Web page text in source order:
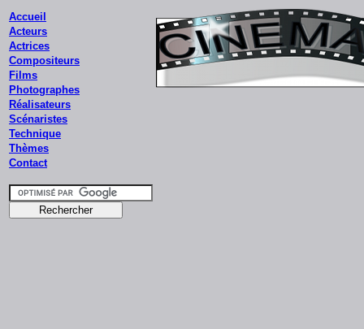
Accueil
Acteurs
Actrices
Compositeurs
Films
Photographes
Réalisateurs
Scénaristes
Technique
Thèmes
Contact